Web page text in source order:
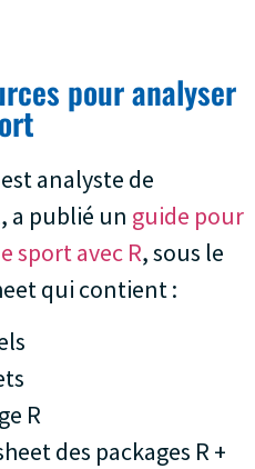
pour analyser
analyste de
a publié un guide pour
sport avec R, sous le
qui contient :
R
des packages R +